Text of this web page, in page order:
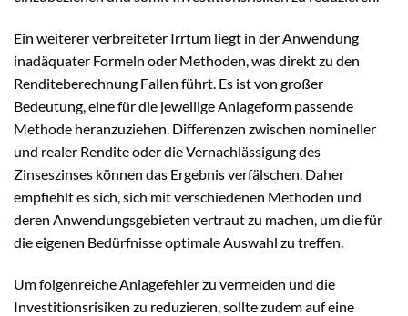
Ein weiterer verbreiteter Irrtum liegt in der Anwendung
inadäquater Formeln oder Methoden, was direkt zu den
Renditeberechnung Fallen führt. Es ist von großer
Bedeutung, eine für die jeweilige Anlageform passende
Methode heranzuziehen. Differenzen zwischen nomineller
und realer Rendite oder die Vernachlässigung des
Zinseszinses können das Ergebnis verfälschen. Daher
empfiehlt es sich, sich mit verschiedenen Methoden und
deren Anwendungsgebieten vertraut zu machen, um die für
die eigenen Bedürfnisse optimale Auswahl zu treffen.
Um folgenreiche Anlagefehler zu vermeiden und die
Investitionsrisiken zu reduzieren, sollte zudem auf eine